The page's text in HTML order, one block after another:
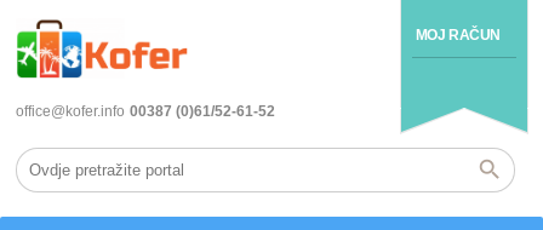
MOJ RAČUN
office@kofer.info 00387 (0)61/52-61-52